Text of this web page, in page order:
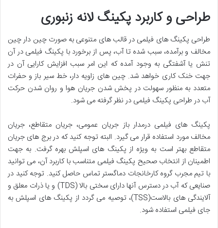
طراحی و کاربرد پکینگ لانه زنبوری
طراحی پکینگ های فیلمی در قالب های متنوعی به صورت چین دار چین
مخالف و برآمده، سبب شده تا آب، پس از برخورد با پکینگ فیلمی در آن
تنش یا آشفتگی به وجود آمده که این امر سبب افزایش کارایی آن در
جهت خنک کاری خواهد شد. چین های زاویه دار، خط سیر باز و حفرات
متعدد به منظور سهولت در پخش شدن جریان هوا و روان شدن حرکت
آب در طراحی پکینگ فیلمی در نظر گرفته می شود.
پکینگ های فیلمی درمدار باز جریان عمومی، جریان متقاطع، جریان
مخالف مورد استفاده قرار می گیرد. البته توجه کنید که در برج های جریان
متقاطع بهتر است به ویژه از پکینگ های اسپلش بهره گرفت. به جهت
اطمینان از انتخاب صحیح پکینگ فیلمی متناسب با کاربرد آن، می توانید
با تیم مجرب گروه کارخانجات دماگستر تماس حاصل کنید. توجه کنید در
صنایعی که آب در دسترس آنها دارای سختی بالا (TDS) و یا ذرات معلق و
آلایندگی های بالاست(TSS)، توصیه می گردد از پکینگ های اسپلش به
جای فیلمی استفاده شود.